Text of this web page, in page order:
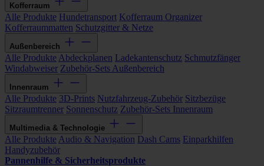
Kofferraum
Alle Produkte Hundetransport Kofferraum Organizer
Kofferraummatten Schutzgitter & Netze
Außenbereich
Alle Produkte Abdeckplanen Ladekantenschutz Schmutzfänger
Windabweiser Zubehör-Sets Außenbereich
Innenraum
Alle Produkte 3D-Prints Nutzfahrzeug-Zubehör Sitzbezüge
Sitzraumtrenner Sonnenschutz Zubehör-Sets Innenraum
Multimedia & Technologie
Alle Produkte Audio & Navigation Dash Cams Einparkhilfen
Handyzubehör
Pannenhilfe & Sicherheitsprodukte